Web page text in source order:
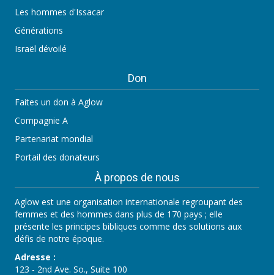
Les hommes d'Issacar
Générations
Israël dévoilé
Don
Faites un don à Aglow
Compagnie A
Partenariat mondial
Portail des donateurs
À propos de nous
Aglow est une organisation internationale regroupant des
femmes et des hommes dans plus de 170 pays ; elle
présente les principes bibliques comme des solutions aux
défis de notre époque.
Adresse :
123 - 2nd Ave. So., Suite 100